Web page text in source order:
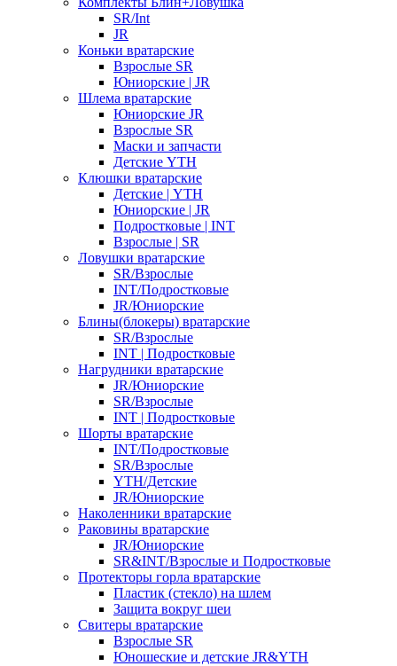
SR/Int
JR
Коньки вратарские
Взрослые SR
Юниорские | JR
Шлема вратарские
Юниорские JR
Взрослые SR
Маски и запчасти
Детские YTH
Клюшки вратарские
Детские | YTH
Юниорские | JR
Подростковые | INT
Взрослые | SR
Ловушки вратарские
SR/Взрослые
INT/Подростковые
JR/Юниорские
Блины(блокеры) вратарские
SR/Взрослые
INT | Подростковые
Нагрудники вратарские
JR/Юниорские
SR/Взрослые
INT | Подростковые
Шорты вратарские
INT/Подростковые
SR/Взрослые
YTH/Детские
JR/Юниорские
Наколенники вратарские
Раковины вратарские
JR/Юниорские
SR&INT/Взрослые и Подростковые
Протекторы горла вратарские
Пластик (стекло) на шлем
Защита вокруг шеи
Свитеры вратарские
Взрослые SR
Юношеские и детские JR&YTH